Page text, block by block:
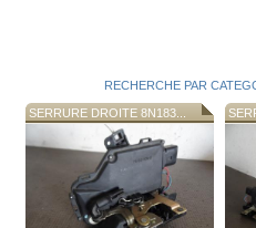
RECHERCHE PAR
SERRURE DROITE 8N183...